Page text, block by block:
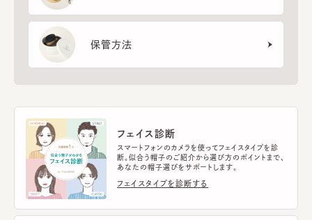
保管方法
フェイス診断
スマートフォンのカメラを使ってフェイスタイプを診
断。似合う帽子のご紹介から選び方のポイントまで、
あなたの帽子選びをサポートします。
フェイスタイプを診断する